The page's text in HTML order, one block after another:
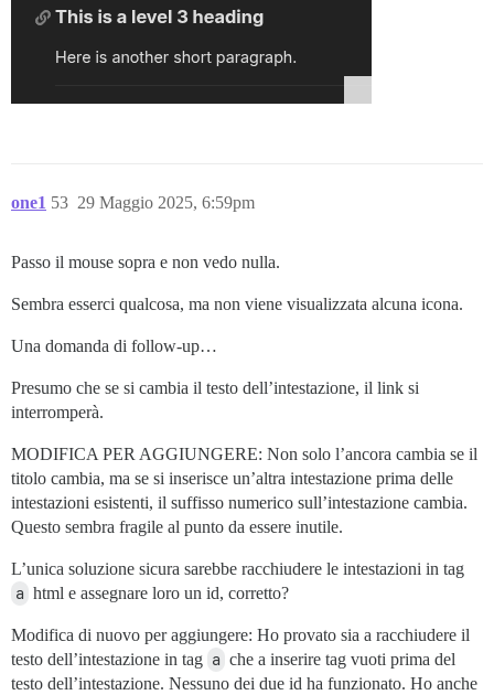
one1 29 Maggio 2025, 6:59pm
53
Passo il mouse sopra e non vedo nulla.
Sembra esserci qualcosa, ma non viene visualizzata alcuna icona.
Una domanda di follow-up…
Presumo che se si cambia il testo dell’intestazione, il link si
interromperà.
MODIFICA PER AGGIUNGERE: Non solo l’ancora cambia se il
titolo cambia, ma se si inserisce un’altra intestazione prima delle
intestazioni esistenti, il suffisso numerico sull’intestazione cambia.
Questo sembra fragile al punto da essere inutile.
L’unica soluzione sicura sarebbe racchiudere le intestazioni in tag
a html e assegnare loro un id, corretto?
Modifica di nuovo per aggiungere: Ho provato sia a racchiudere il
testo dell’intestazione in tag a che a inserire tag vuoti prima del
testo dell’intestazione. Nessuno dei due id ha funzionato. Ho anche